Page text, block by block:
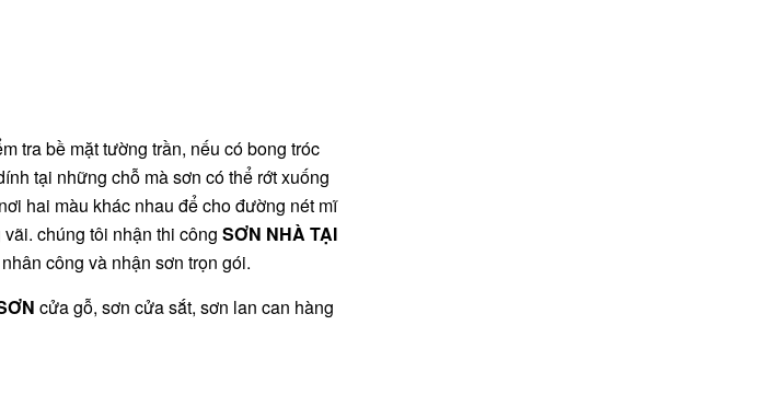
tra bề mặt tường trần, nếu có bong tróc
tại những chỗ mà sơn có thể rớt xuống
hai màu khác nhau để cho đường nét mĩ
chúng tôi nhận thi công SƠN NHÀ TẠI
công và nhận sơn trọn gói.
cửa gỗ, sơn cửa sắt, sơn lan can hàng